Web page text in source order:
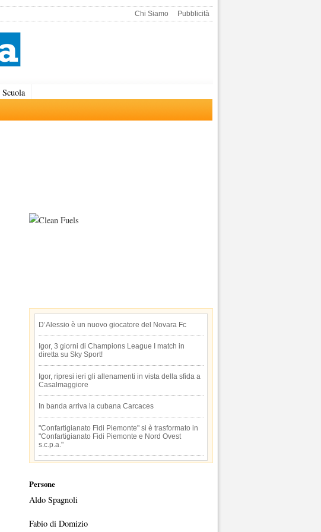
Chi Siamo Pubblicità
Scuola
D’Alessio è un nuovo giocatore del Novara Fc
Igor, 3 giorni di Champions League I match in
diretta su Sky Sport!
Igor, ripresi ieri gli allenamenti in vista della sfida a
Casalmaggiore
In banda arriva la cubana Carcaces
"Confartigianato Fidi Piemonte" si è trasformato in
"Confartigianato Fidi Piemonte e Nord Ovest
s.c.p.a."
Persone
Aldo Spagnoli
Fabio di Domizio